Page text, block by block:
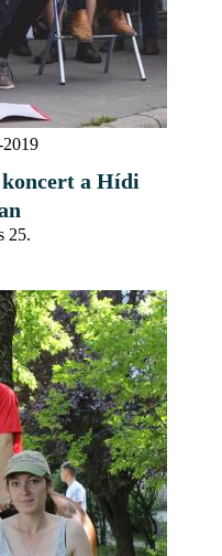
2019
koncert a Hídi
25.